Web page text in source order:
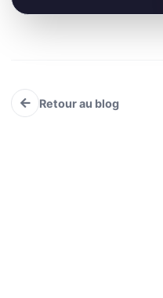
Retour au blog